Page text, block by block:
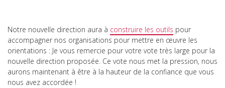
Notre nouvelle direction aura à construire les outils pour
accompagner nos organisations pour mettre en œuvre les
orientations : Je vous remercie pour votre vote très large pour la
nouvelle direction proposée. Ce vote nous met la pression, nous
aurons maintenant à être à la hauteur de la confiance que vous
nous avez accordée !